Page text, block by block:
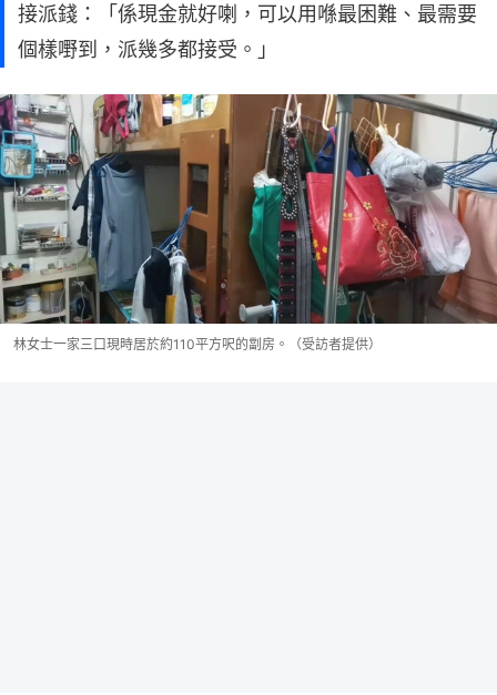
接派錢：「係現金就好喇，可以用喺最困難、最需要
個樣嘢到，派幾多都接受。」
林女士一家三口現時居於約110平方呎的劏房。（受訪者提供）